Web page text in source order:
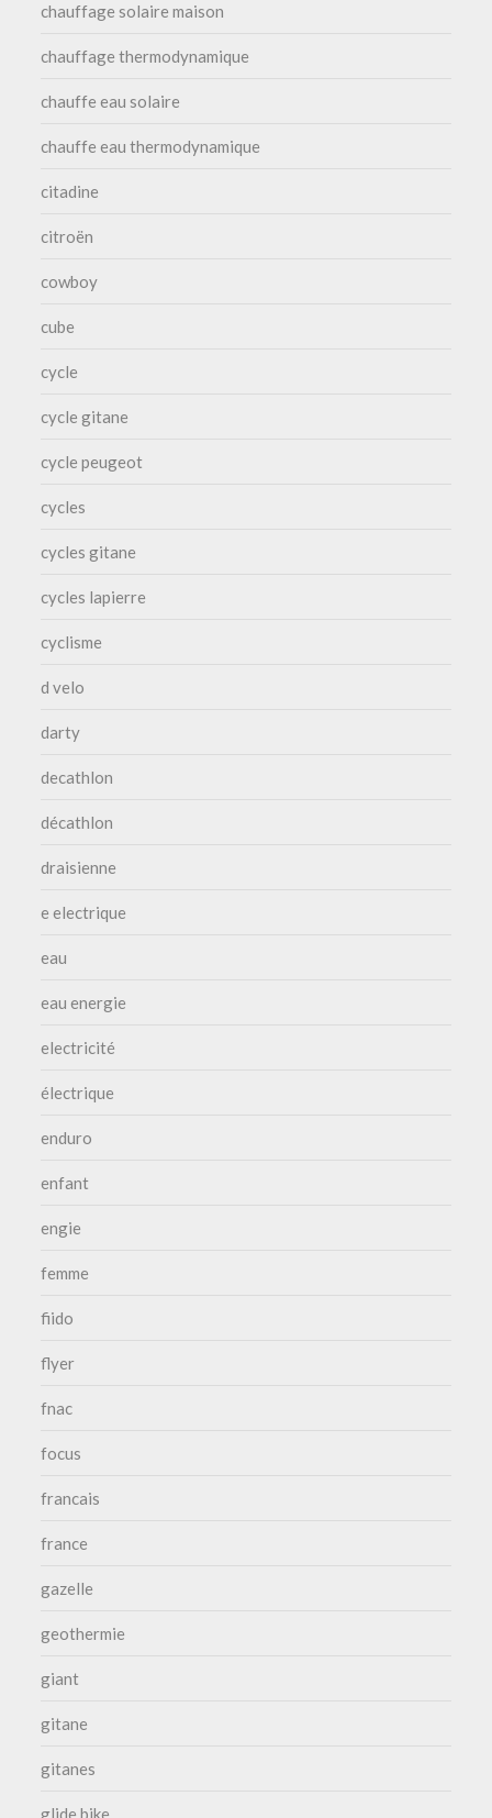
chauffage solaire maison
chauffage thermodynamique
chauffe eau solaire
chauffe eau thermodynamique
citadine
citroën
cowboy
cube
cycle
cycle gitane
cycle peugeot
cycles
cycles gitane
cycles lapierre
cyclisme
d velo
darty
decathlon
décathlon
draisienne
e electrique
eau
eau energie
electricité
électrique
enduro
enfant
engie
femme
fiido
flyer
fnac
focus
francais
france
gazelle
geothermie
giant
gitane
gitanes
glide bike